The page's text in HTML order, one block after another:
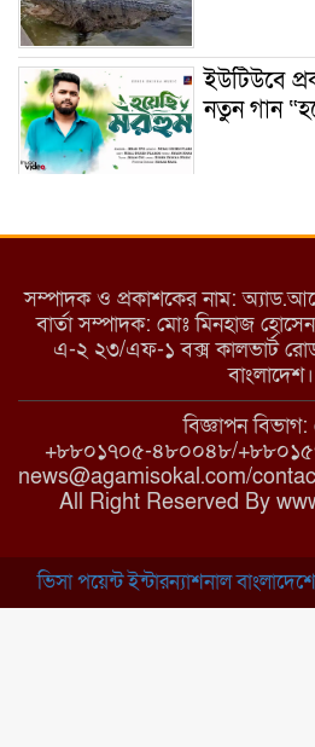
ইউটিউবে
নতুন গান
মরণ নেশা
মাধবপুরে
অনিয়মের
রাজবাড়ী:
ঝুলন্ত
সম্পাদক ও প্রকাশকের নাম:
বার্তা সম্পাদক: মোঃ মিনহাজ
এ-২ ২৩/এফ-১ বক্স কালভার্ট
বাংলাদেশ।
বিজ্ঞাপন
+৮৮০১৭০৫-৪৮০০৪৮/
news@agamisokal.com/
All Right Reserved By
ভিসা পয়েন্ট ইন্টারন্যাশনাল